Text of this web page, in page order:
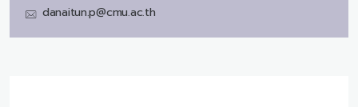
danaitun.p@cmu.ac.th